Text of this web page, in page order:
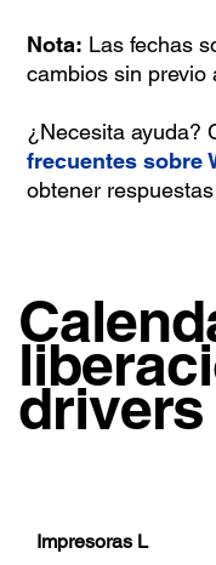
Nota: Las fechas
cambios sin previo
¿Necesita ayuda?
frecuentes sobre
obtener
drivers
Impresoras L